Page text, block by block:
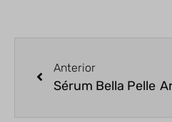
Anterior
Sérum Bella Pelle